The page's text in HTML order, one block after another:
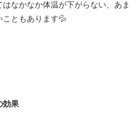
なかなか体温が下がらない、あま
こともあります💦
効果